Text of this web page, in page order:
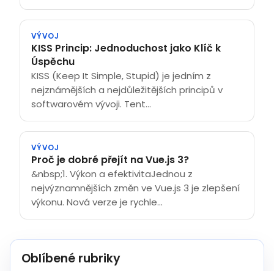
VÝVOJ
KISS Princip: Jednoduchost jako Klíč k
Úspěchu
KISS (Keep It Simple, Stupid) je jedním z
nejznámějších a nejdůležitějších principů v
softwarovém vývoji. Tent...
VÝVOJ
Proč je dobré přejít na Vue.js 3?
&nbsp;1. Výkon a efektivitaJednou z
nejvýznamnějších změn ve Vue.js 3 je zlepšení
výkonu. Nová verze je rychle...
Oblíbené rubriky